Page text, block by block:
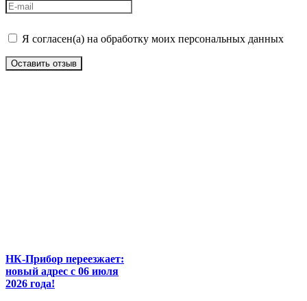
Я согласен(а) на обработку моих персональных данных
Оставить отзыв
НК-Прибор переезжает:
новый адрес с 06 июля
2026 года!